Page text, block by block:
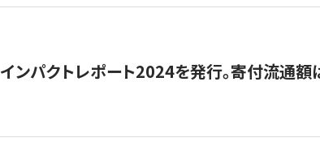
インパクトレポート2024を発行。寄付流通